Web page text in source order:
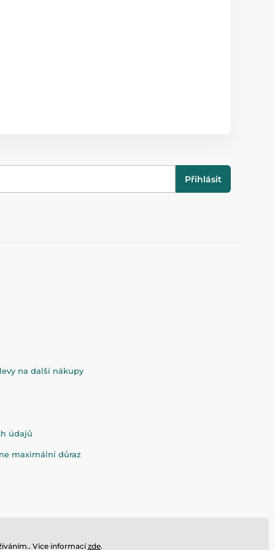
Přihlásit
na další nákupy
údajů
maximální důraz
Více informacízde.